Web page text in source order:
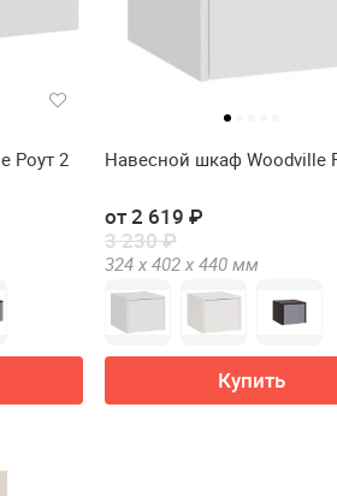
Роут 2 Навесной шкаф Woodville
от 2 619 ₽
3 230 ₽
324 х 402 х 440 мм
Купить